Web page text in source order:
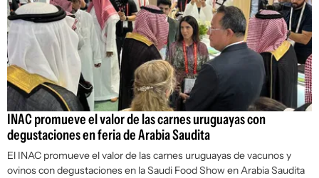
INAC promueve el valor de las carnes uruguayas con
degustaciones en feria de Arabia Saudita
El INAC promueve el valor de las carnes uruguayas de vacunos y
ovinos con degustaciones en la Saudi Food Show en Arabia Saudita